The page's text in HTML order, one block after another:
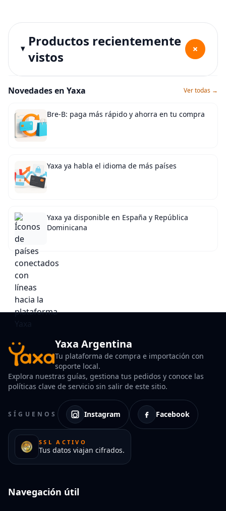
Productos recientemente
vistos
+
Novedades en Yaxa Ver todas →
Bre-B: paga más rápido y ahorra en tu compra
Yaxa ya habla el idioma de más países
Yaxa ya disponible en España y República
Dominicana
Yaxa Argentina
Tu plataforma de compra e importación con
soporte local.
Explora nuestras guías, gestiona tus pedidos y conoce las
políticas clave de servicio sin salir de este sitio.
SÍGUENOS Instagram Facebook
SSL ACTIVO
Tus datos viajan cifrados.
Navegación útil